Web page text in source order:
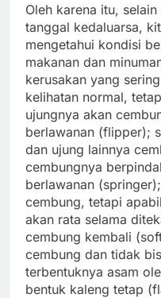
Oleh karena itu,
tanggal kedaluarsa,
mengetahui kondisi
makanan dan
kerusakan yang
kelihatan normal,
ujungnya akan
berlawanan (flipper);
dan ujung lainnya
cembungnya
berlawanan
cembung, tetapi
akan rata selama
cembung kembali
cembung dan tidak
terbentuknya asam
bentuk kaleng tetap